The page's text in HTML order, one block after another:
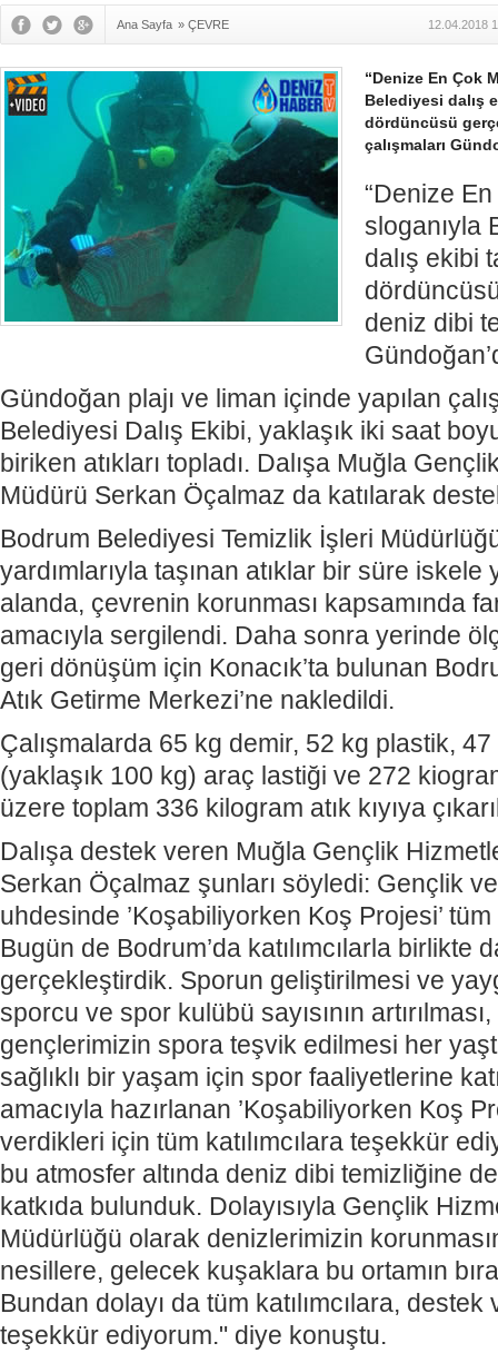
Ana Sayfa » ÇEVRE 12.04.2018
“Denize En Çok
Belediyesi dalış
dördüncüsü
çalışmaları
“Denize En
sloganıyla
dalış ekibi
deniz dibi
Gündoğan plajı ve liman içinde yapılan
Belediyesi Dalış Ekibi, yaklaşık iki saat
biriken atıkları topladı. Dalışa Muğla
Müdürü Serkan Öçalmaz da katılarak
Bodrum Belediyesi Temizlik İşleri
yardımlarıyla taşınan atıklar bir süre iskele
alanda, çevrenin korunması kapsamında
amacıyla sergilendi. Daha sonra yerinde
geri dönüşüm için Konacık’ta bulunan
Atık Getirme Merkezi’ne nakledildi.
Çalışmalarda 65 kg demir, 52 kg plastik,
(yaklaşık 100 kg) araç lastiği ve 272
üzere toplam 336 kilogram atık kıyıya
Dalışa destek veren Muğla Gençlik
Serkan Öçalmaz şunları söyledi: Gençlik ve
uhdesinde ’Koşabiliyorken Koş Projesi’
Bugün de Bodrum’da katılımcılarla birlikte
gerçekleştirdik. Sporun geliştirilmesi ve
sporcu ve spor kulübü sayısının
gençlerimizin spora teşvik edilmesi her
sağlıklı bir yaşam için spor faaliyetlerine
amacıyla hazırlanan ’Koşabiliyorken Koş
verdikleri için tüm katılımcılara teşekkür
bu atmosfer altında deniz dibi temizliğine
katkıda bulunduk. Dolayısıyla Gençlik
Müdürlüğü olarak denizlerimizin
nesillere, gelecek kuşaklara bu ortamın
Bundan dolayı da tüm katılımcılara,
teşekkür ediyorum." diye konuştu.